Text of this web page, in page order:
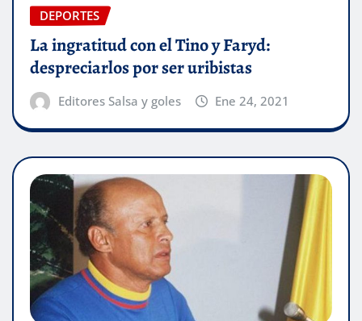
DEPORTES
La ingratitud con el Tino y Faryd:
despreciarlos por ser uribistas
Editores Salsa y goles Ene 24, 2021